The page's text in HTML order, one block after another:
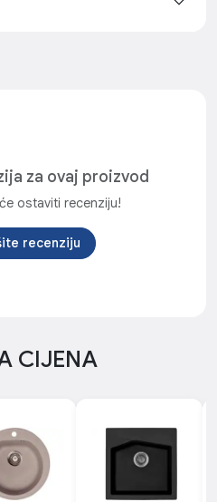
za ovaj proizvod
ostaviti recenziju!
recenziju
CIJENA